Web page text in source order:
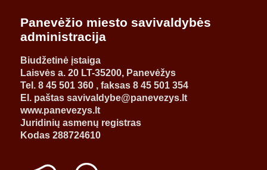
Panevėžio miesto savivaldybės
administracija
Biudžetinė įstaiga
Laisvės a. 20 LT-35200, Panevėžys
Tel. 8 45 501 360 , faksas 8 45 501 354
El. paštas savivaldybe@panevezys.lt
www.panevezys.lt
Juridinių asmenų registras
Kodas 288724610